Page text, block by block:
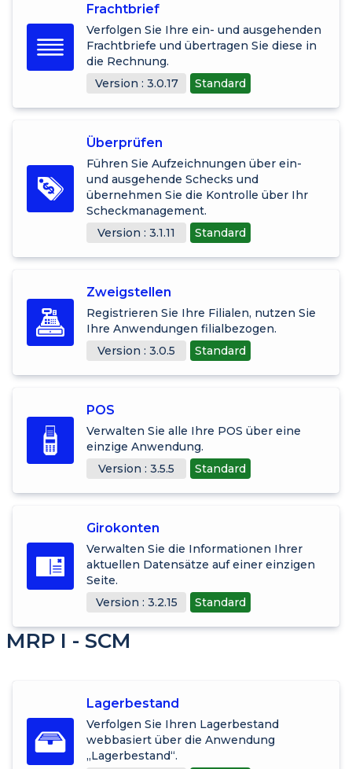
Frachtbrief
Verfolgen Sie Ihre ein- und ausgehenden
Frachtbriefe und übertragen Sie diese in
die Rechnung.
Version : 3.0.17
Standard
Überprüfen
Führen Sie Aufzeichnungen über ein-
und ausgehende Schecks und
übernehmen Sie die Kontrolle über Ihr
Scheckmanagement.
Version : 3.1.11
Standard
Zweigstellen
Registrieren Sie Ihre Filialen, nutzen Sie
Ihre Anwendungen filialbezogen.
Version : 3.0.5
Standard
POS
Verwalten Sie alle Ihre POS über eine
einzige Anwendung.
Version : 3.5.5
Standard
Girokonten
Verwalten Sie die Informationen Ihrer
aktuellen Datensätze auf einer einzigen
Seite.
Version : 3.2.15
Standard
MRP I - SCM
Lagerbestand
Verfolgen Sie Ihren Lagerbestand
webbasiert über die Anwendung
„Lagerbestand“.